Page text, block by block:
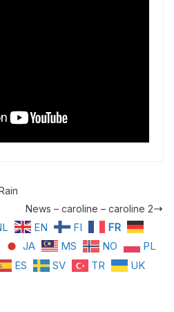
News – caroline – caroline 2
EN FI
FR
JA MS NO
PL
ES SV TR UK